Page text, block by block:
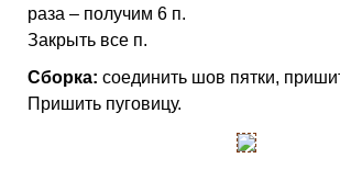
раза – получим 6 п.
Закрыть все п.
Сборка: соединить шов пятки,
Пришить пуговицу.